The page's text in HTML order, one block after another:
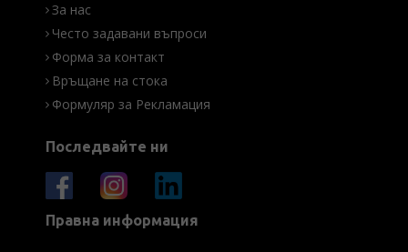
За нас
Често задавани въпроси
Форма за контакт
Връщане на стока
Формуляр за Рекламация
Последвайте ни
Правна информация